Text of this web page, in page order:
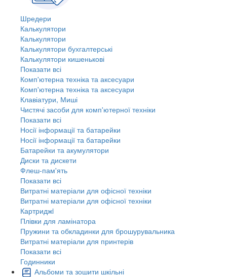
Шредери
Калькулятори
Калькулятори
Калькулятори бухгалтерські
Калькулятори кишенькові
Показати всі
Комп'ютерна техніка та аксесуари
Комп'ютерна техніка та аксесуари
Клавіатури, Миші
Чистячі засоби для комп'ютерної техніки
Показати всі
Носії інформації та батарейки
Носії інформації та батарейки
Батарейки та акумулятори
Диски та дискети
Флеш-пам'ять
Показати всі
Витратні матеріали для офісної техніки
Витратні матеріали для офісної техніки
Картриджi
Плівки для ламінатора
Пружини та обкладинки для брошурувальника
Витратні матеріали для принтерів
Показати всі
Годинники
Альбоми та зошити шкільні